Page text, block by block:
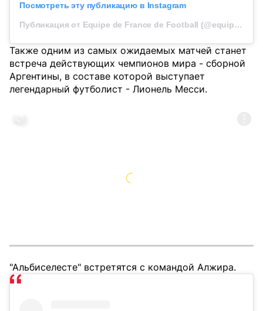
Посмотреть эту публикацию в Instagram
Публикация от Equipe de France de Football (@equipedefrance)
Также одним из самых ожидаемых матчей станет
встреча действующих чемпионов мира - сборной
Аргентины, в составе которой выступает
легендарный футболист - Лионель Месси.
"Альбиселесте" встретятся с командой Алжира.